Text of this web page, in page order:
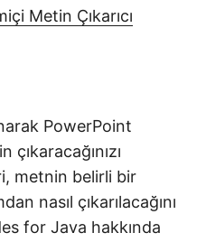
Metin Çıkarıcı
PowerPoint
çıkaracağınızı
metnin belirli bir
nasıl çıkarılacağını
for Java hakkında